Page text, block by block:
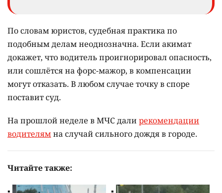
По словам юристов, судебная практика по
подобным делам неоднозначна. Если акимат
докажет, что водитель проигнорировал опасность,
или сошлётся на форс-мажор, в компенсации
могут отказать. В любом случае точку в споре
поставит суд.
На прошлой неделе в МЧС далирекомендации
водителямна случай сильного дождя в городе.
Читайте также: